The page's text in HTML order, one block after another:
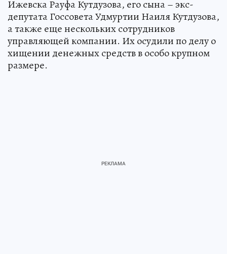
Ижевска Рауфа Кутдузова, его сына – экс-
депутата Госсовета Удмуртии Наиля Кутдузова,
а также еще нескольких сотрудников
управляющей компании. Их осудили по делу о
хищении денежных средств в особо крупном
размере.